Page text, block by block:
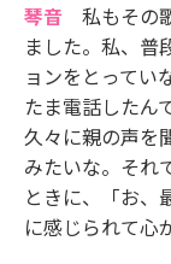
琴音 私もその
ました。私、普
ョンをとってい
たま電話したん
久々に親の声を
みたいな。それ
ときに、「お、
に感じられて心